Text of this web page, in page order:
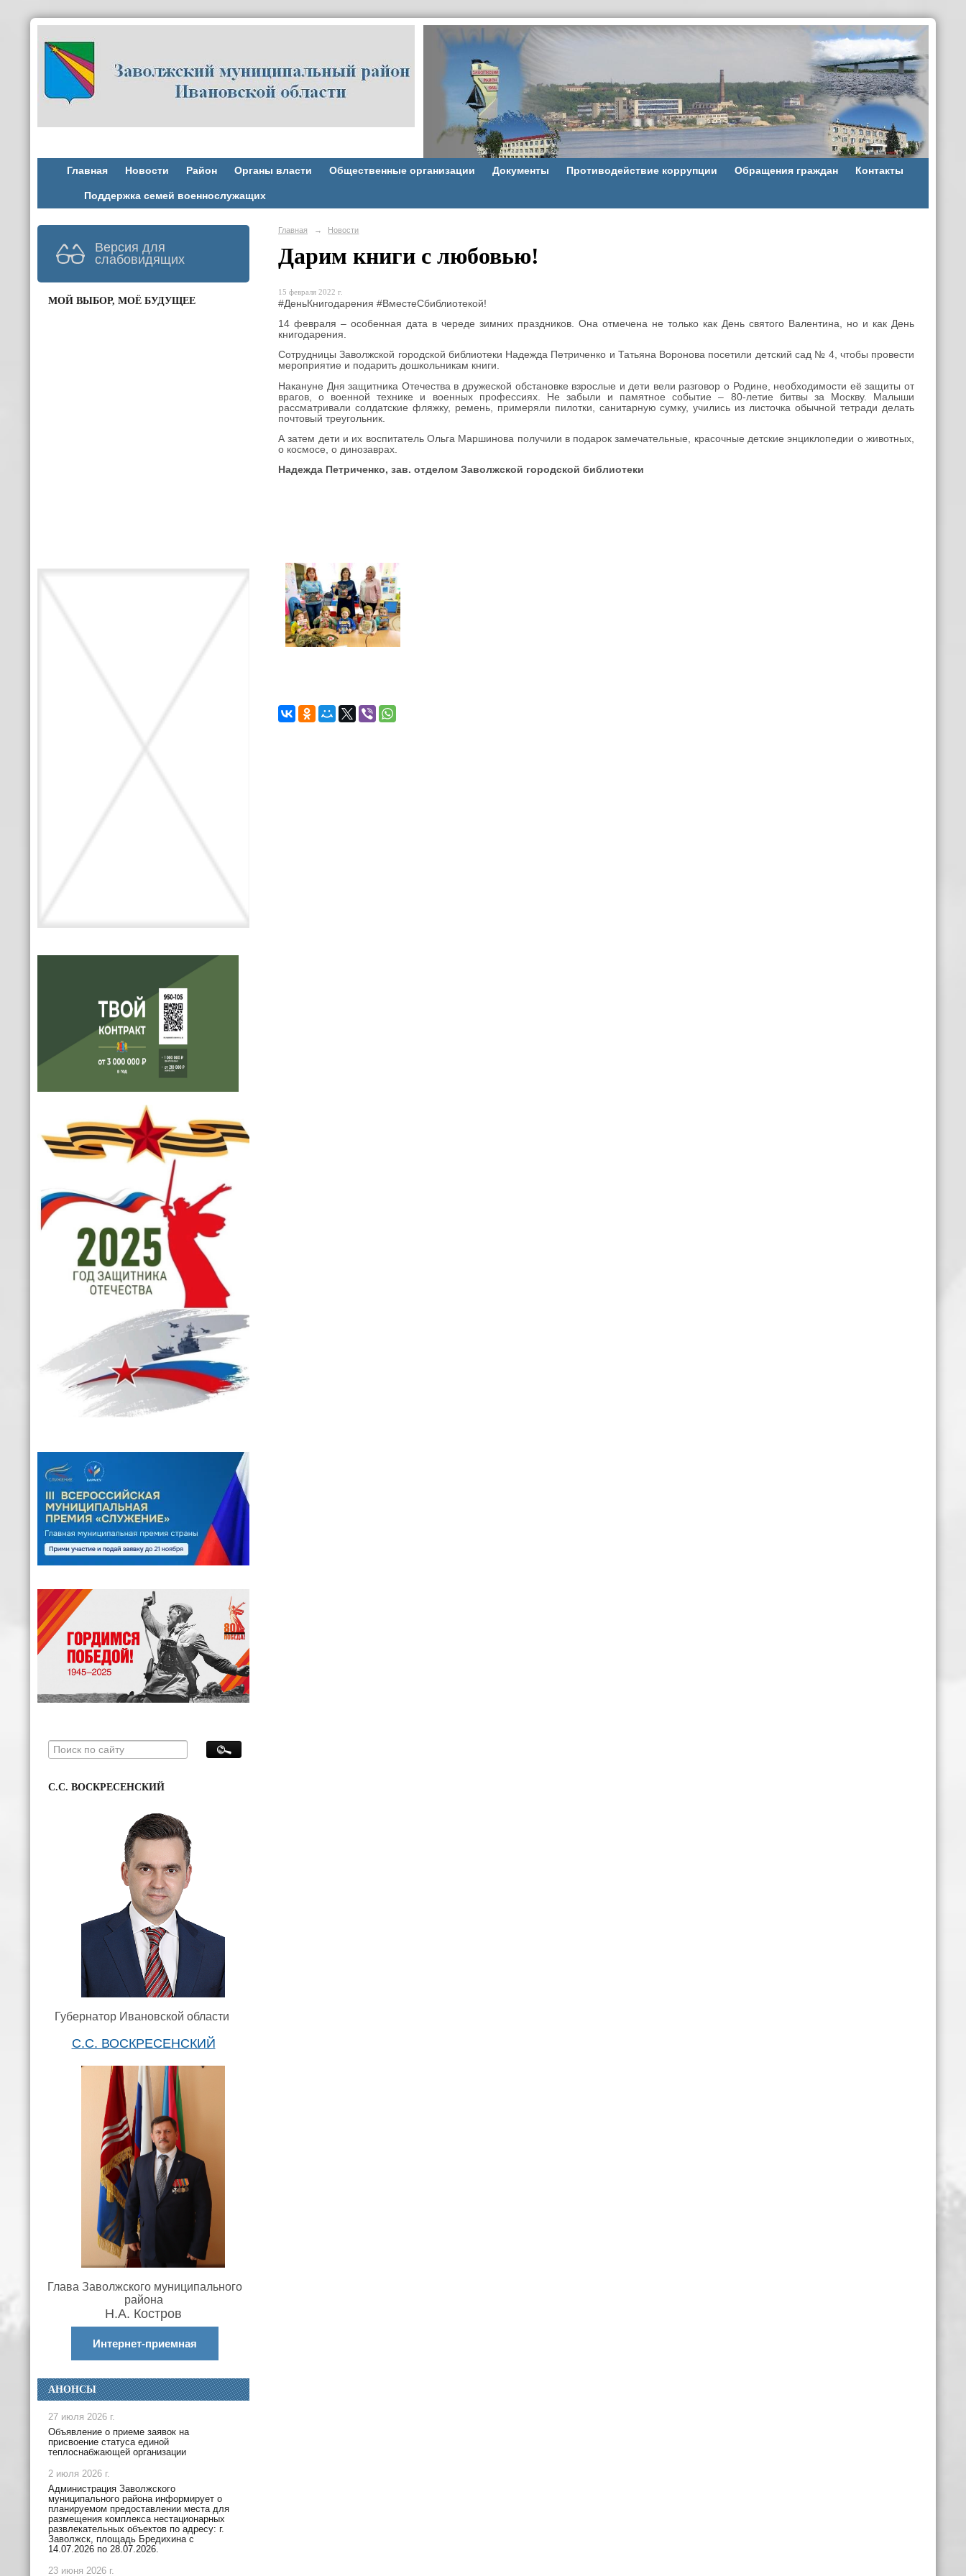
Главная Новости Район Органы власти Общественные организации Документы Противодействие коррупции Обращения граждан Контакты
Поддержка семей военнослужащих
Версия для
слабовидящих
МОЙ ВЫБОР, МОЁ БУДУЩЕЕ
С.С. ВОСКРЕСЕНСКИЙ
Губернатор Ивановской области
С.С. ВОСКРЕСЕНСКИЙ
Глава Заволжского муниципального
района
Н.А. Костров
Интернет-приемная
АНОНСЫ
27 июля 2026 г.
Объявление о приеме заявок на
присвоение статуса единой
теплоснабжающей организации
2 июля 2026 г.
Администрация Заволжского
муниципального района информирует о
планируемом предоставлении места для
размещения комплекса нестационарных
развлекательных объектов по адресу: г.
Заволжск, площадь Бредихина с
14.07.2026 по 28.07.2026.
23 июня 2026 г.
Главная → Новости
Дарим книги с любовью!
15 февраля 2022 г.
#ДеньКнигодарения #ВместеСбиблиотекой!
14 февраля – особенная дата в череде зимних праздников. Она отмечена не только как День святого Валентина, но и как День
книгодарения.
Сотрудницы Заволжской городской библиотеки Надежда Петриченко и Татьяна Воронова посетили детский сад № 4, чтобы провести
мероприятие и подарить дошкольникам книги.
Накануне Дня защитника Отечества в дружеской обстановке взрослые и дети вели разговор о Родине, необходимости её защиты от
врагов, о военной технике и военных профессиях. Не забыли и памятное событие – 80-летие битвы за Москву. Малыши
рассматривали солдатские фляжку, ремень, примеряли пилотки, санитарную сумку, учились из листочка обычной тетради делать
почтовый треугольник.
А затем дети и их воспитатель Ольга Маршинова получили в подарок замечательные, красочные детские энциклопедии о животных,
о космосе, о динозаврах.
Надежда Петриченко, зав. отделом Заволжской городской библиотеки